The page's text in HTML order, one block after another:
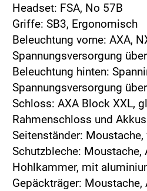
Headset: FSA, No 57B
Griffe: SB3, Ergonomisch
Beleuchtung vorne: AXA,
Spannungsversorgung
Beleuchtung hinten:
Spannungsversorgung
Schloss: AXA Block XXL,
Rahmenschloss und
Seitenständer:
Schutzbleche: Moustache,
Hohlkammer, mit
Gepäckträger: Moustache,